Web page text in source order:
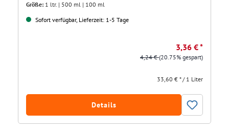
Größe: 1 ltr. | 500 ml | 100 ml
Sofort verfügbar, Lieferzeit: 1-5 Tage
3,36 € *
4,24 €(20.75% gespart)
33,60 € * / 1 Liter
Details